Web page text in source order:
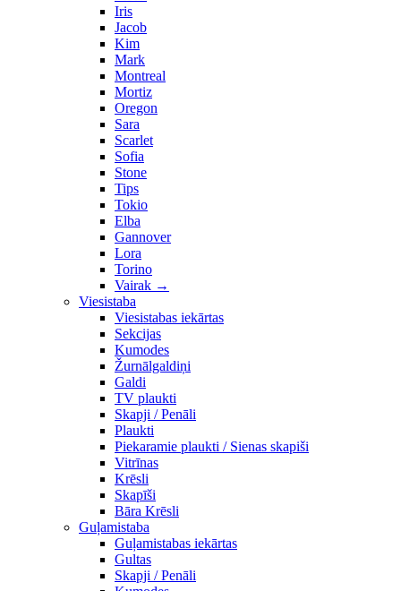
Iris
Jacob
Kim
Mark
Montreal
Mortiz
Oregon
Sara
Scarlet
Sofia
Stone
Tips
Tokio
Elba
Gannover
Lora
Torino
Vairak →
Viesistaba
Viesistabas iekārtas
Sekcijas
Kumodes
Žurnālgaldiņi
Galdi
TV plaukti
Skapji / Penāli
Plaukti
Piekaramie plaukti / Sienas skapiši
Vitrīnas
Krēsli
Skapīši
Bāra Krēsli
Guļamistaba
Guļamistabas iekārtas
Gultas
Skapji / Penāli